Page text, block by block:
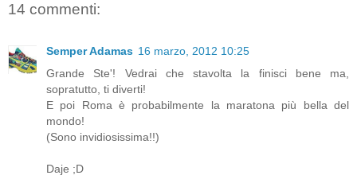
14 commenti:
Semper Adamas 16 marzo, 2012 10:25
Grande Ste'! Vedrai che stavolta la finisci bene ma,
sopratutto, ti diverti!
E poi Roma è probabilmente la maratona più bella del
mondo!
(Sono invidiosissima!!)
Daje ;D